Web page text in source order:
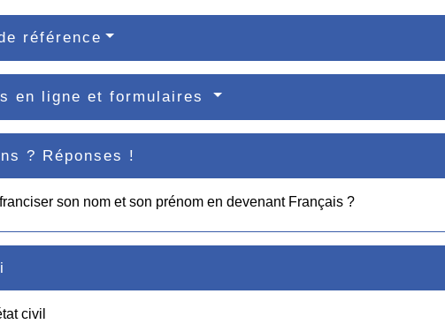
référence
en ligne et formulaires
? Réponses !
son nom et son prénom en devenant Français ?
civil